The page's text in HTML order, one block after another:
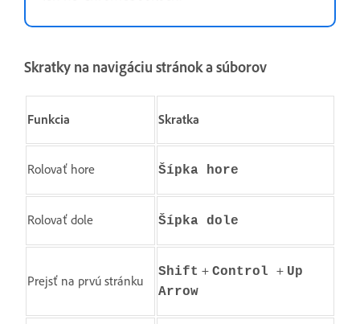
Skratky na navigáciu stránok a súborov
Funkcia Skratka
Rolovať hore Šípka hore
Rolovať dole Šípka dole
Prejsť na prvú stránku
Shift + Control + Up
Arrow